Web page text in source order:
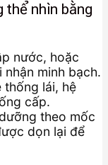
thể nhìn bằng
nước, hoặc
minh bạch.
thống lái, hệ
cấp.
theo mốc
dọn lại để